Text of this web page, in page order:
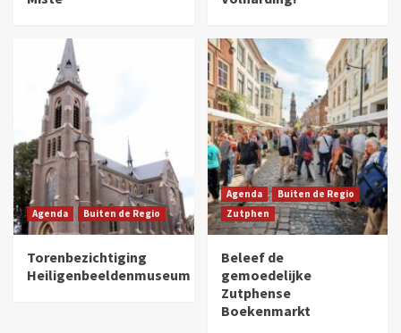
Agenda Buiten de Regio
Torenbezichtiging
Heiligenbeeldenmuseum
Agenda
Buiten de Regio
Zutphen
Beleef de
gemoedelijke
Zutphense
Boekenmarkt